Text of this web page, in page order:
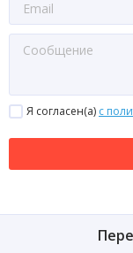
Я согласен(a) с